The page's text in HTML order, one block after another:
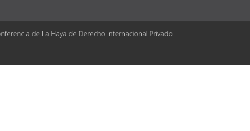
de La Haya de Derecho Internacional Privado